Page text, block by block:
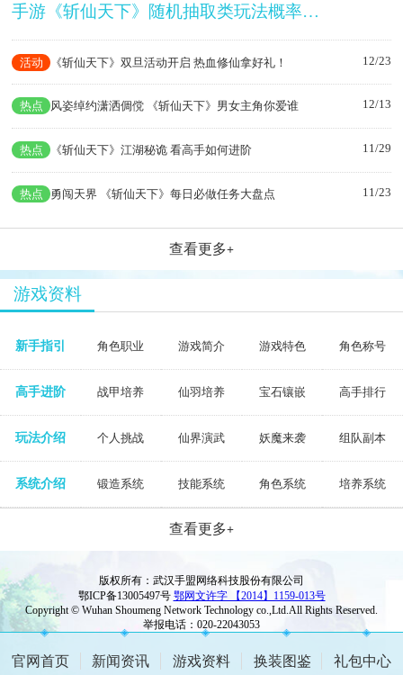
手游《斩仙天下》随机抽取类玩法概率公示
活动 《斩仙天下》双旦活动开启 热血修仙拿好礼！ 12/23
热点 风姿绰约潇洒倜傥 《斩仙天下》男女主角你爱谁 12/13
热点 《斩仙天下》江湖秘诡 看高手如何进阶 11/29
热点 勇闯天界 《斩仙天下》每日必做任务大盘点 11/23
查看更多+
游戏资料
新手指引 角色职业 游戏简介 游戏特色 角色称号
高手进阶 战甲培养 仙羽培养 宝石镶嵌 高手排行
玩法介绍 个人挑战 仙界演武 妖魔来袭 组队副本
系统介绍 锻造系统 技能系统 角色系统 培养系统
查看更多+
版权所有：武汉手盟网络科技股份有限公司
鄂ICP备13005497号 鄂网文许字 【2014】1159-013号
Copyright © Wuhan Shoumeng Network Technology co.,Ltd.All Rights Reserved.
举报电话：020-22043053
官网首页 新闻资讯 游戏资料 换装图鉴 礼包中心